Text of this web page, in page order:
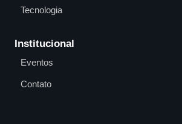
Tecnologia
Institucional
Eventos
Contato